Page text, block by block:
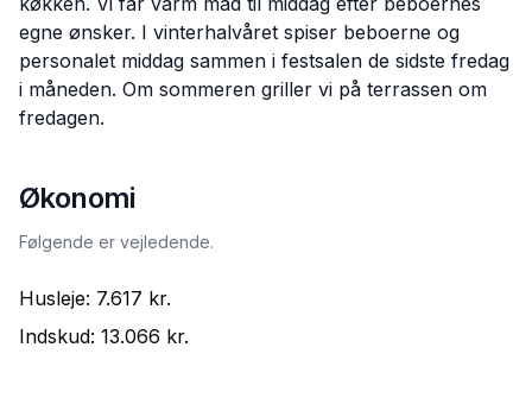
egne ønsker. I vinterhalvåret spiser beboerne og
personalet middag sammen i festsalen de sidste fredag
i måneden. Om sommeren griller vi på terrassen om
fredagen.
Økonomi
Følgende er vejledende.
Husleje: 7.617 kr.
Indskud: 13.066 kr.